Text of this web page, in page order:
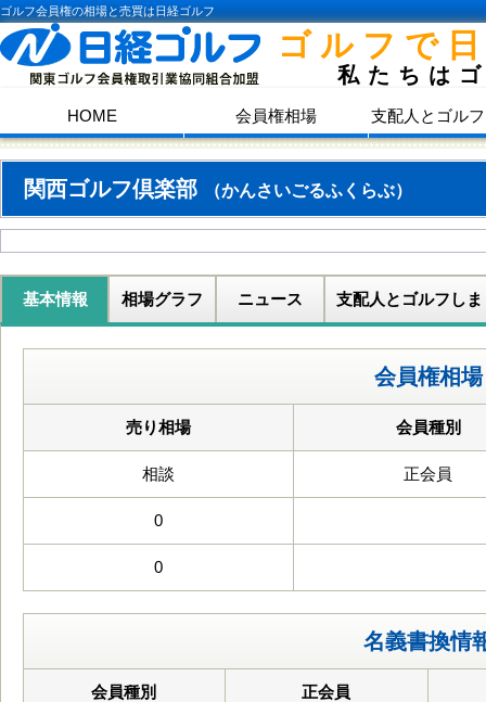
ゴルフ会員権の相場と売買は日経ゴルフ
ゴルフで
私たちは
HOME 会員権相場 支配人とゴル
関西ゴルフ倶楽部 （かんさいごるふくらぶ）
基本情報 相場グラフ ニュース 支配人とゴルフしま
会員権相場
売り相場 会員種別
相談 正会員
0
0
名義書換情
会員種別 正会員